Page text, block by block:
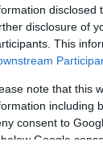
disclosed
disclosure of
This
note that this
including
consent to
Google